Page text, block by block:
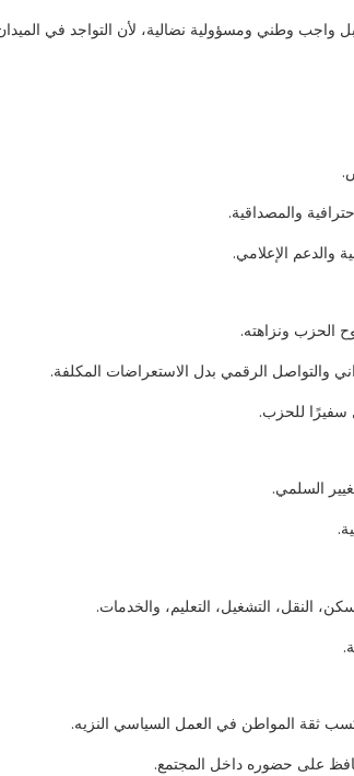
وطني ومسؤولية نضالية، لأن التواجد في
والمصداقية.
والدعم الإعلامي.
الحزب ونزاهته.
والتواصل الرقمي بدل الاستعراضات المكلفة.
سفيرًا للحزب.
السلمي.
النقل، التشغيل، التعليم، والخدمات.
ثقة المواطن في العمل السياسي النزيه.
على حضوره داخل المجتمع.